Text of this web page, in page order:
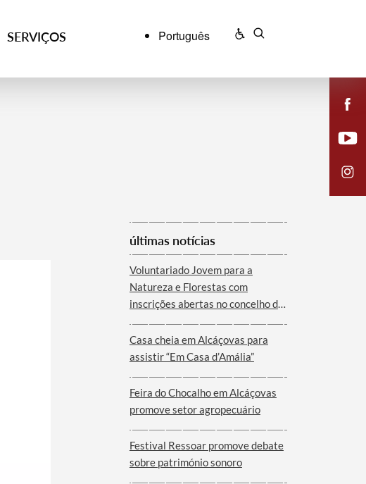
SERVIÇOS Português
últimas notícias
Voluntariado Jovem para a
Natureza e Florestas com
inscrições abertas no concelho de
Casa cheia em Alcáçovas para
assistir “Em Casa d’Amália”
Feira do Chocalho em Alcáçovas
promove setor agropecuário
Festival Ressoar promove debate
sobre património sonoro